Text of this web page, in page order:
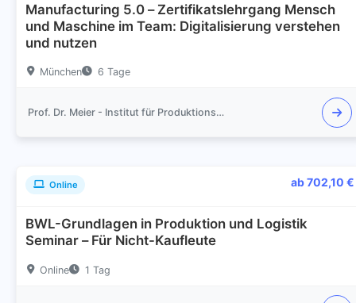
Manufacturing 5.0 – Zertifikatslehrgang Mensch
und Maschine im Team: Digitalisierung verstehen
und nutzen
München 6 Tage
Prof. Dr. Meier - Institut für Produktionsmanagement und Logistik
Online ab 702,10 €
BWL-Grundlagen in Produktion und Logistik
Seminar – Für Nicht-Kaufleute
Online 1 Tag